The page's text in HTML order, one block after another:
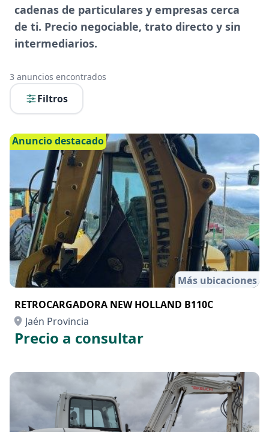
cadenas de particulares y empresas cerca
de ti. Precio negociable, trato directo y sin
intermediarios.
3 anuncios encontrados
Filtros
Anuncio destacado
Más ubicaciones
RETROCARGADORA NEW HOLLAND B110C
Jaén Provincia
Precio a consultar